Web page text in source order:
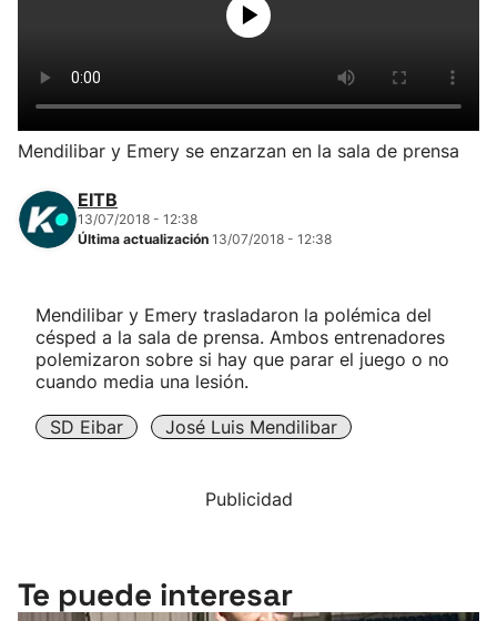
Atletismo
Carreras de montaña
Más deportes
"Helmuga"
Mendilibar y Emery se enzarzan en la sala de prensa
EITB
13/07/2018 - 12:38
Última actualización 13/07/2018 - 12:38
Mendilibar y Emery trasladaron la polémica del
césped a la sala de prensa. Ambos entrenadores
polemizaron sobre si hay que parar el juego o no
cuando media una lesión.
SD Eibar José Luis Mendilibar
Publicidad
Te puede interesar